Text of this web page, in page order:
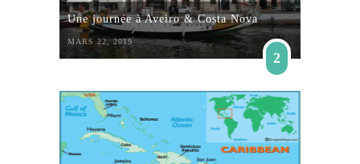
Une journée à Aveiro & Costa Nova
MARS 22, 2019
2